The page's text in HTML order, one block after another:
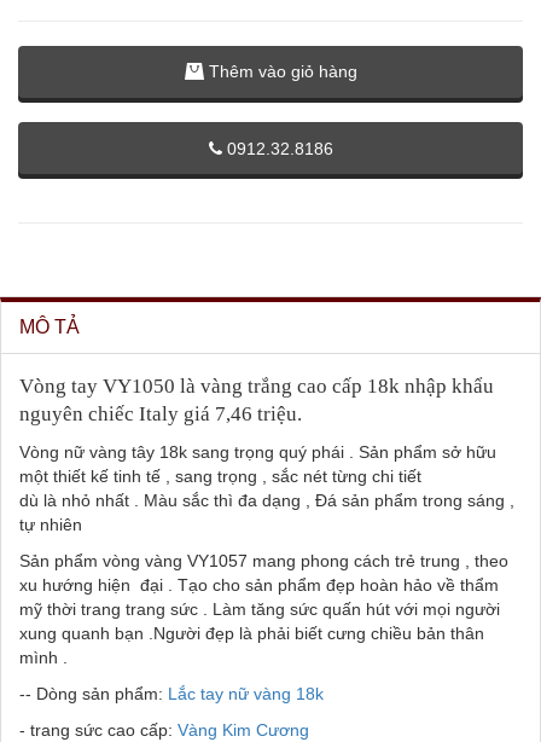
Thêm vào giỏ hàng
0912.32.8186
MÔ TẢ
Vòng tay VY1050 là vàng trắng cao cấp 18k nhập khẩu
nguyên chiếc Italy giá 7,46 triệu.
Vòng nữ vàng tây 18k sang trọng quý phái . Sản phẩm sở hữu
một thiết kế tinh tế , sang trọng , sắc nét từng chi tiết
dù là nhỏ nhất . Màu sắc thì đa dạng , Đá sản phẩm trong sáng ,
tự nhiên
Sản phẩm vòng vàng VY1057 mang phong cách trẻ trung , theo
xu hướng hiện đại . Tạo cho sản phẩm đẹp hoàn hảo về thẩm
mỹ thời trang trang sức . Làm tăng sức quấn hút với mọi người
xung quanh bạn .Người đẹp là phải biết cưng chiều bản thân
mình .
-- Dòng sản phẩm: Lắc tay nữ vàng 18k
- trang sức cao cấp: Vàng Kim Cương